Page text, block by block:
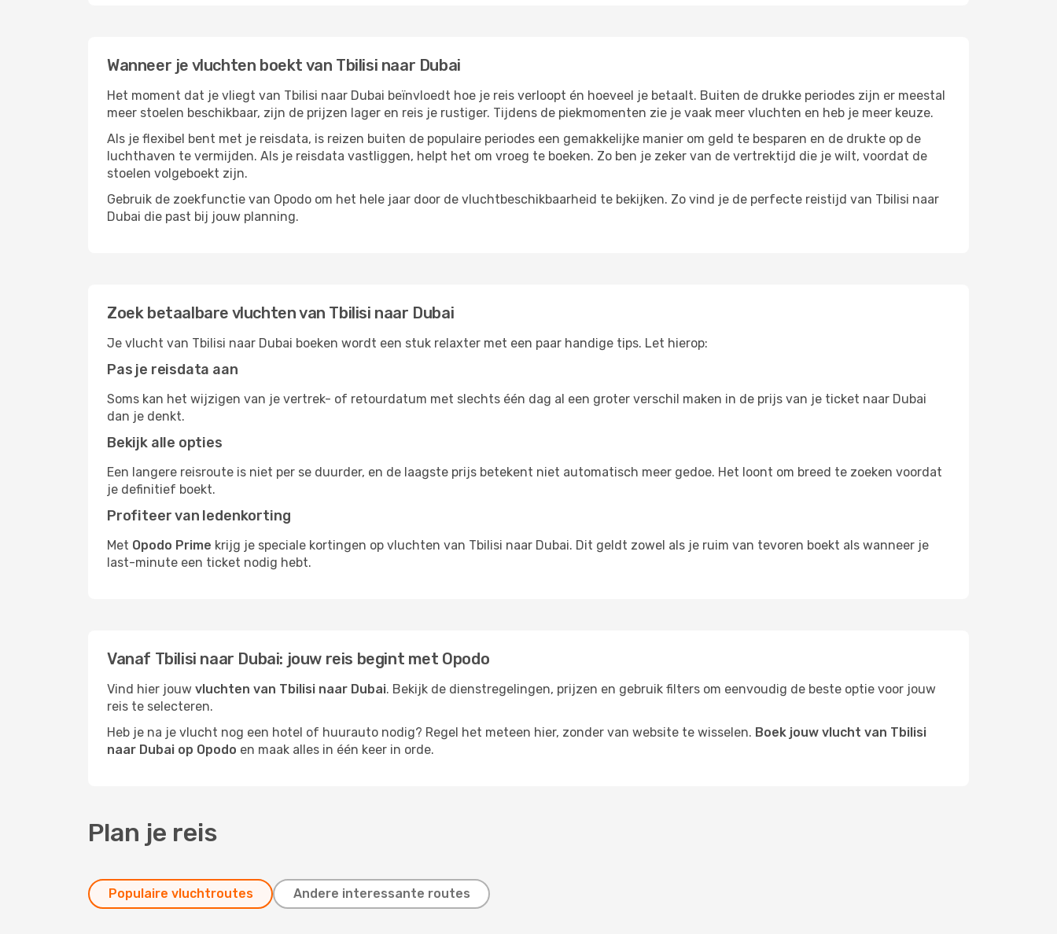
Wanneer je vluchten boekt van Tbilisi naar Dubai
Het moment dat je vliegt van Tbilisi naar Dubai beïnvloedt hoe je reis verloopt én hoeveel je betaalt. Buiten de drukke periodes zijn er meestal
meer stoelen beschikbaar, zijn de prijzen lager en reis je rustiger. Tijdens de piekmomenten zie je vaak meer vluchten en heb je meer keuze.
Als je flexibel bent met je reisdata, is reizen buiten de populaire periodes een gemakkelijke manier om geld te besparen en de drukte op de
luchthaven te vermijden. Als je reisdata vastliggen, helpt het om vroeg te boeken. Zo ben je zeker van de vertrektijd die je wilt, voordat de
stoelen volgeboekt zijn.
Gebruik de zoekfunctie van Opodo om het hele jaar door de vluchtbeschikbaarheid te bekijken. Zo vind je de perfecte reistijd van Tbilisi naar
Dubai die past bij jouw planning.
Zoek betaalbare vluchten van Tbilisi naar Dubai
Je vlucht van Tbilisi naar Dubai boeken wordt een stuk relaxter met een paar handige tips. Let hierop:
Pas je reisdata aan
Soms kan het wijzigen van je vertrek- of retourdatum met slechts één dag al een groter verschil maken in de prijs van je ticket naar Dubai
dan je denkt.
Bekijk alle opties
Een langere reisroute is niet per se duurder, en de laagste prijs betekent niet automatisch meer gedoe. Het loont om breed te zoeken voordat
je definitief boekt.
Profiteer van ledenkorting
Met Opodo Prime krijg je speciale kortingen op vluchten van Tbilisi naar Dubai. Dit geldt zowel als je ruim van tevoren boekt als wanneer je
last-minute een ticket nodig hebt.
Vanaf Tbilisi naar Dubai: jouw reis begint met Opodo
Vind hier jouw vluchten van Tbilisi naar Dubai. Bekijk de dienstregelingen, prijzen en gebruik filters om eenvoudig de beste optie voor jouw
reis te selecteren.
Heb je na je vlucht nog een hotel of huurauto nodig? Regel het meteen hier, zonder van website te wisselen. Boek jouw vlucht van Tbilisi
naar Dubai op Opodo en maak alles in één keer in orde.
Plan je reis
Populaire vluchtroutes Andere interessante routes